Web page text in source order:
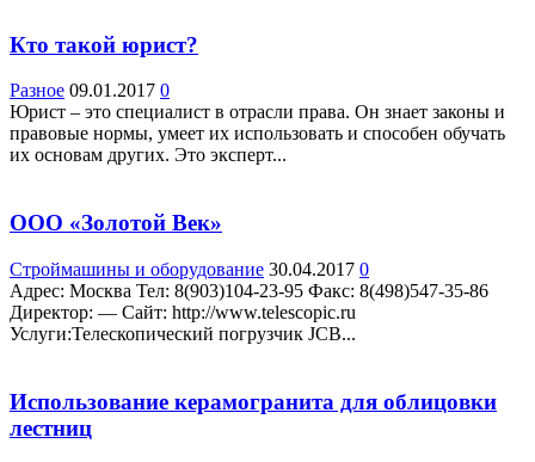
Кто такой юрист?
Разное 09.01.2017 0
Юрист – это специалист в отрасли права. Он знает законы и
правовые нормы, умеет их использовать и способен обучать
их основам других. Это эксперт...
ООО «Золотой Век»
Строймашины и оборудование 30.04.2017 0
Адрес: Москва Teл: 8(903)104-23-95 Факс: 8(498)547-35-86
Директор: — Сайт: http://www.telescopic.ru
Услуги:Телескопический погрузчик JCB...
Использование керамогранита для облицовки
лестниц